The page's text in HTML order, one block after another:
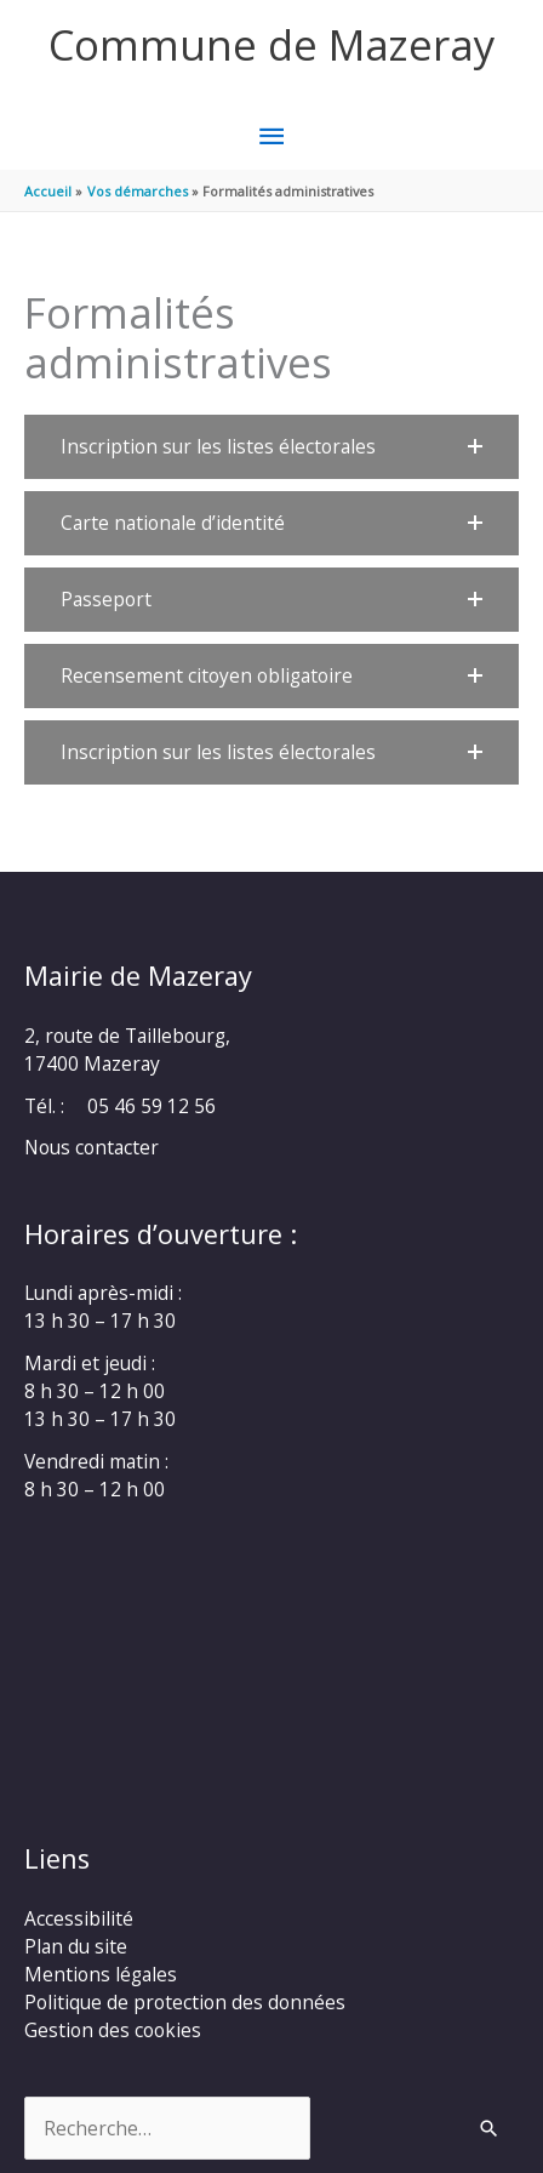
Commune de Mazeray
MENU
PRINCIPAL
Accueil Vos démarches Formalités administratives
Formalités
administratives
Inscription sur les listes électorales
Carte nationale d’identité
Passeport
Recensement citoyen obligatoire
Inscription sur les listes électorales
Mairie de Mazeray
2, route de Taillebourg,
17400 Mazeray
Tél. :
05 46 59 12 56
Nous contacter
Horaires d’ouverture :
Lundi après-midi :
13 h 30 – 17 h 30
Mardi et jeudi :
8 h 30 – 12 h 00
13 h 30 – 17 h 30
Vendredi matin :
8 h 30 – 12 h 00
Liens
Accessibilité
Plan du site
Mentions légales
Politique de protection des données
Gestion des cookies